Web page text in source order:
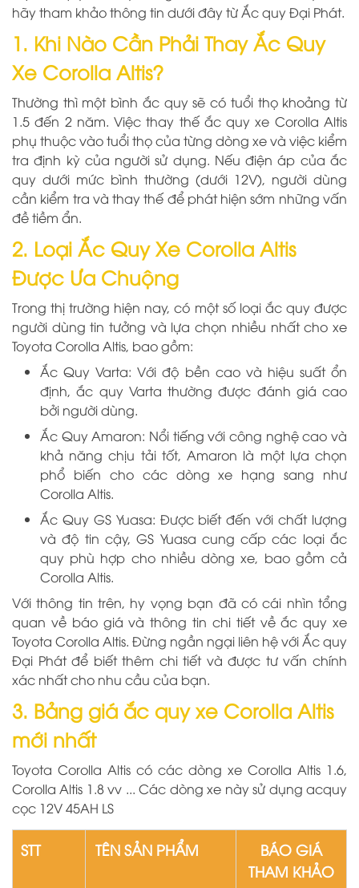
hãy tham khảo thông tin dưới đây từ Ắc quy Đại Phát.
1. Khi Nào Cần Phải Thay Ắc Quy
Xe Corolla Altis?
Thường thì một bình ắc quy sẽ có tuổi thọ khoảng từ
1.5 đến 2 năm. Việc thay thế ắc quy xe Corolla Altis
phụ thuộc vào tuổi thọ của từng dòng xe và việc kiểm
tra định kỳ của người sử dụng. Nếu điện áp của ắc
quy dưới mức bình thường (dưới 12V), người dùng
cần kiểm tra và thay thế để phát hiện sớm những vấn
đề tiềm ẩn.
2. Loại Ắc Quy Xe Corolla Altis
Được Ưa Chuộng
Trong thị trường hiện nay, có một số loại ắc quy được
người dùng tin tưởng và lựa chọn nhiều nhất cho xe
Toyota Corolla Altis, bao gồm:
Ắc Quy Varta: Với độ bền cao và hiệu suất ổn
định, ắc quy Varta thường được đánh giá cao
bởi người dùng.
Ắc Quy Amaron: Nổi tiếng với công nghệ cao và
khả năng chịu tải tốt, Amaron là một lựa chọn
phổ biến cho các dòng xe hạng sang như
Corolla Altis.
Ắc Quy GS Yuasa: Được biết đến với chất lượng
và độ tin cậy, GS Yuasa cung cấp các loại ắc
quy phù hợp cho nhiều dòng xe, bao gồm cả
Corolla Altis.
Với thông tin trên, hy vọng bạn đã có cái nhìn tổng
quan về báo giá và thông tin chi tiết về ắc quy xe
Toyota Corolla Altis. Đừng ngần ngại liên hệ với Ắc quy
Đại Phát để biết thêm chi tiết và được tư vấn chính
xác nhất cho nhu cầu của bạn.
3. Bảng giá ắc quy xe Corolla Altis
mới nhất
Toyota Corolla Altis có các dòng xe Corolla Altis 1.6,
Corolla Altis 1.8 vv ... Các dòng xe này sử dụng acquy
cọc 12V 45AH LS
STT TÊN SẢN PHẨM
BÁO GIÁ
THAM KHẢO